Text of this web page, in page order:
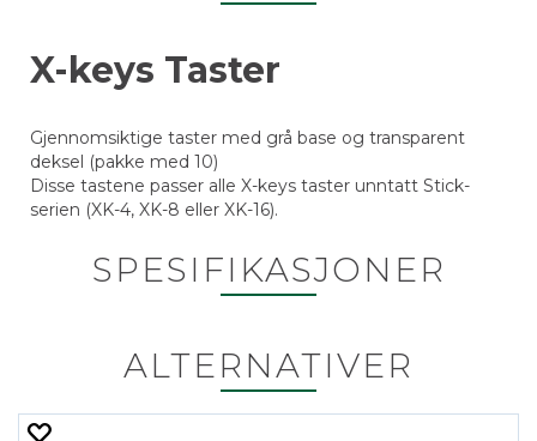
X-keys Taster
Gjennomsiktige taster med grå base og transparent
deksel (pakke med 10)
Disse tastene passer alle X-keys taster unntatt Stick-
serien (XK-4, XK-8 eller XK-16).
SPESIFIKASJONER
ALTERNATIVER